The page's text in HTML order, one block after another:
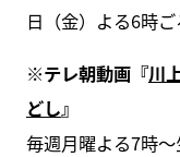
日（金）よる6時
※テレ朝動画『川
どし』
毎週月曜よる7時